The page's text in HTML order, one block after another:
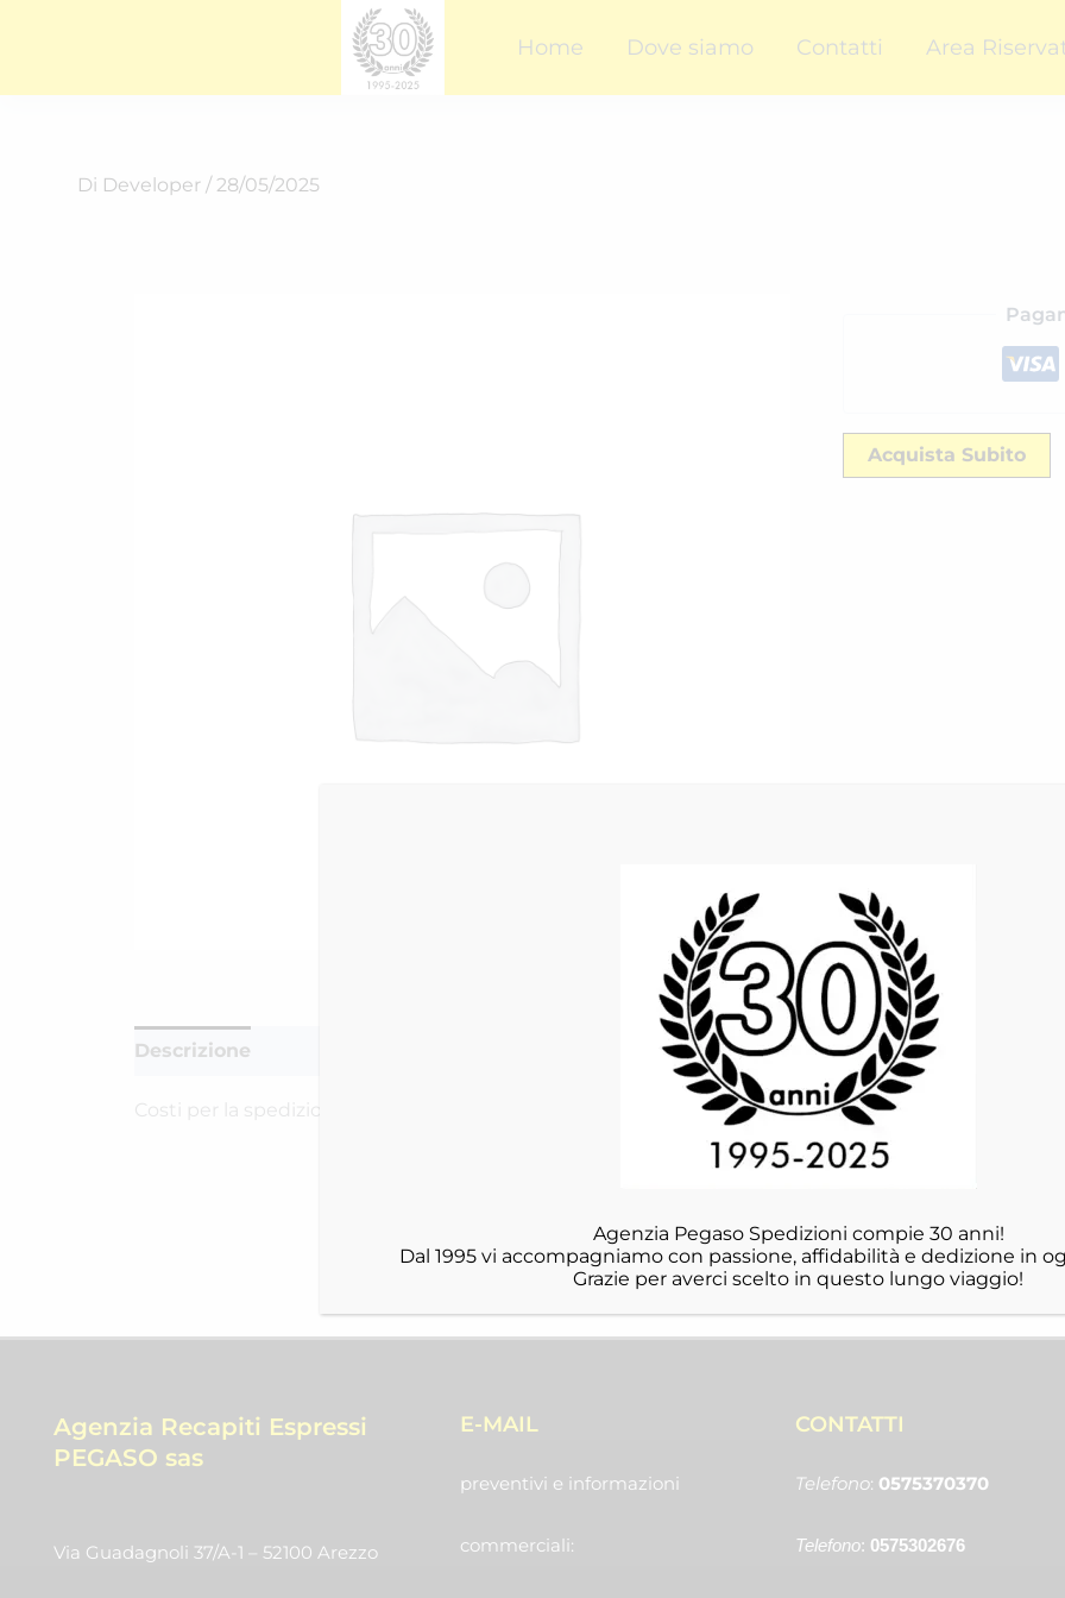
Home Dove siamo Contatti Area
Di Developer / 28/05/2025
Acquista Subito
Descrizione
Costi per la spedizione RICH-2521Y4IIA
Agenzia Recapiti Espressi
PEGASO sas
Via Guadagnoli 37/A-1 – 52100 Arezzo
E-MAIL
preventivi e informazioni
commerciali:
CONTATTI
Telefono: 0575370370
Telefono: 0575302676
Agenzia Pegaso Spedizioni compie 30 anni!
Dal 1995 vi accompagniamo con passione, affidabilità e dedizione in
Grazie per averci scelto in questo lungo viaggio!